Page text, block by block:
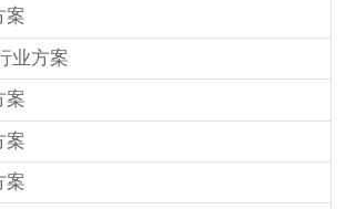
案
业方案
案
案
案